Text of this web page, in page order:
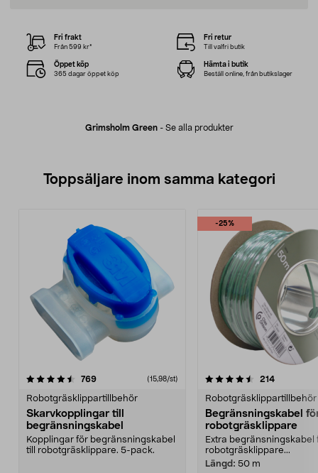
Grimsholm Green- Se alla produkter
Fri frakt
Från 599 kr*
Fri retur
Till valfri butik
Öppet köp
365 dagar öppet köp
Hämta i butik
Beställ online, från butikslager
Toppsäljare inom samma kategori
769recensioner (15,98/st)
Robotgräsklippartillbehör
Skarvkopplingar till
begränsningskabel
Kopplingar för begränsningskabel
till robotgräsklippare. 5-pack.
-25%
4.5 av 5 stjärnor 214
Robotgräsklippartillbehör
Begränsningskabel
robotgräsklippare
Extra begränsningskabel
robotgräsklippare...
Längd: 50 m
4.5 av 5 stjärnor